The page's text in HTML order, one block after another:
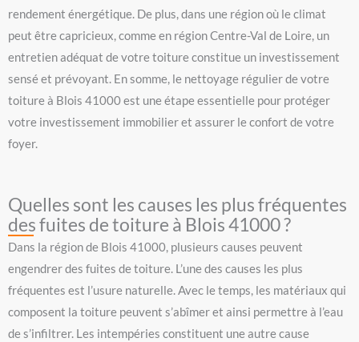
rendement énergétique. De plus, dans une région où le climat
peut être capricieux, comme en région Centre-Val de Loire, un
entretien adéquat de votre toiture constitue un investissement
sensé et prévoyant. En somme, le nettoyage régulier de votre
toiture à Blois 41000 est une étape essentielle pour protéger
votre investissement immobilier et assurer le confort de votre
foyer.
Quelles sont les causes les plus fréquentes
des fuites de toiture à Blois 41000 ?
Dans la région de Blois 41000, plusieurs causes peuvent
engendrer des fuites de toiture. L’une des causes les plus
fréquentes est l’usure naturelle. Avec le temps, les matériaux qui
composent la toiture peuvent s’abîmer et ainsi permettre à l’eau
de s’infiltrer. Les intempéries constituent une autre cause